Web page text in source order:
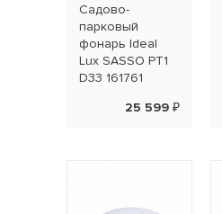
Садово-
парковый
фонарь Ideal
Lux SASSO PT1
D33 161761
25 599 ₽